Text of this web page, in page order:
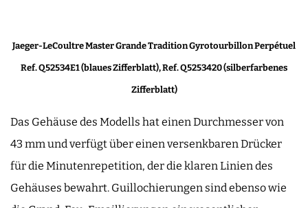
Jaeger-LeCoultre Master Grande Tradition Gyrotourbillon Perpétuel
Ref. Q52534E1 (blaues Zifferblatt), Ref. Q5253420 (silberfarbenes
Zifferblatt)
Das Gehäuse des Modells hat einen Durchmesser von
43 mm und verfügt über einen versenkbaren Drücker
für die Minutenrepetition, der die klaren Linien des
Gehäuses bewahrt. Guillochierungen sind ebenso wie